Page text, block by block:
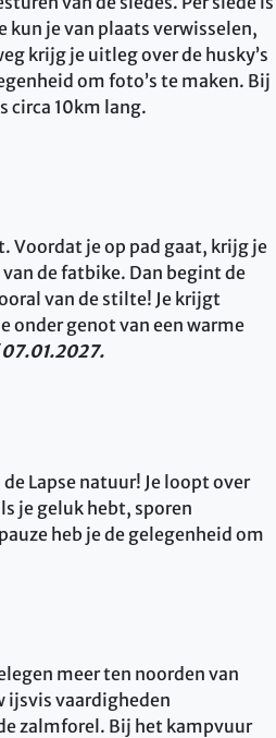
kun je van plaats verwisselen,
krijg je uitleg over de husky’s
om foto’s te maken. Bij
circa 10km lang.
Voordat je op pad gaat, krijg je
de fatbike. Dan begint de
van de stilte! Je krijgt
onder genot van een warme
07.01.2027.
Lapse natuur! Je loopt over
je geluk hebt, sporen
heb je de gelegenheid om
meer ten noorden van
ijsvis vaardigheden
zalmforel. Bij het kampvuur